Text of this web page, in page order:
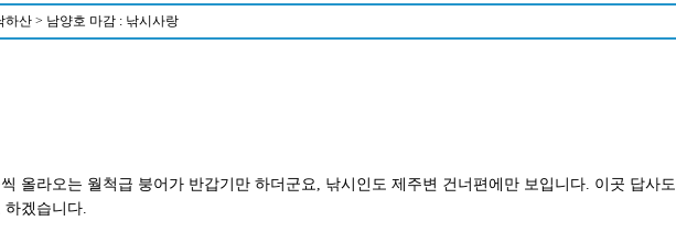
하산 > 남양호 마감 : 낚시사랑
올라오는 월척급 붕어가 반갑기만 하더군요, 낚시인도 제주변 건너편에만 보입니다. 이곳 답사도
하겠습니다.